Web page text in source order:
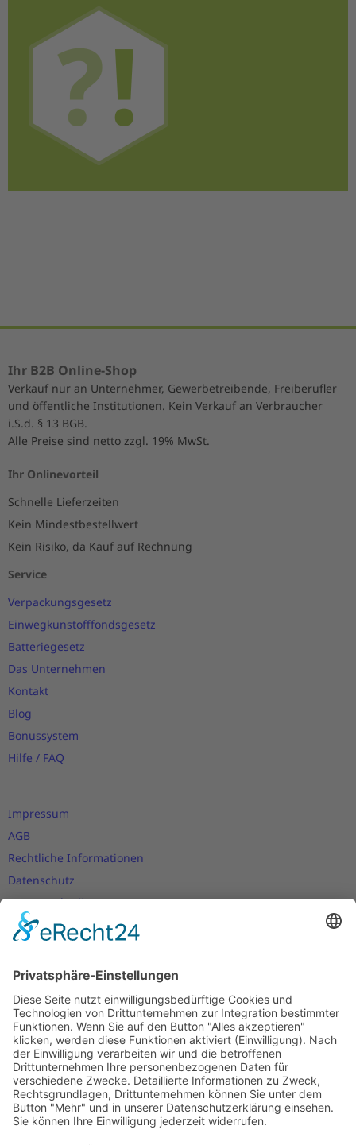
Ihr B2B Online-Shop
Verkauf nur an Unternehmer, Gewerbetreibende, Freiberufler
und öffentliche Institutionen. Kein Verkauf an Verbraucher
i.S.d. § 13 BGB.
Alle Preise sind netto zzgl. 19% MwSt.
Ihr Onlinevorteil
Schnelle Lieferzeiten
Kein Mindestbestellwert
Kein Risiko, da Kauf auf Rechnung
Service
Verpackungsgesetz
Einwegkunstofffondsgesetz
Batteriegesetz
Das Unternehmen
Kontakt
Blog
Bonussystem
Hilfe / FAQ
Impressum
AGB
Rechtliche Informationen
Datenschutz
Nutzungsbedingungen
Versand- und Zahlungsbedingungen
Cookie-Einstellungen
Newsletter
Verpassen Sie keine Neuigkeiten,
Angebote und Gutscheine!
Jetzt anmelden und10 EUR Gutscheinsichern!
Abmeldung jederzeit möglich.